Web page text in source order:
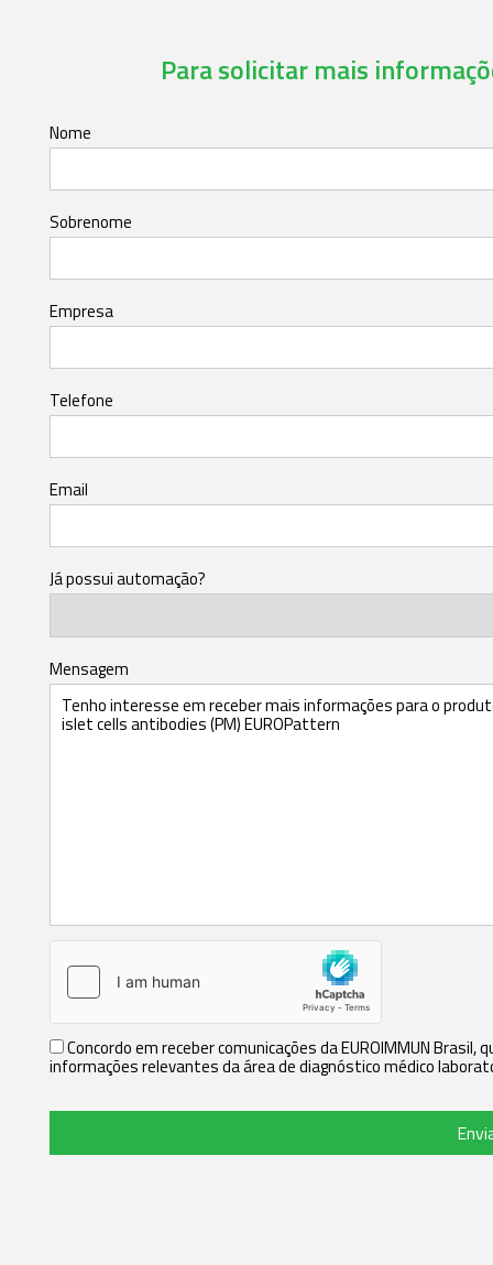
Para solicitar mais
Nome
Sobrenome
Empresa
Telefone
Email
Já possui automação?
Mensagem
Concordo em receber comunicações da EUROIMMUN
informações relevantes da área de diagnóstico médico